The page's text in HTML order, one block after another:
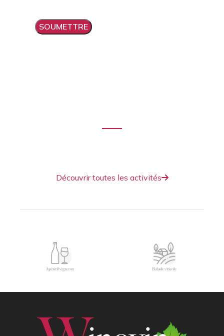
Découvrir toutes les activités